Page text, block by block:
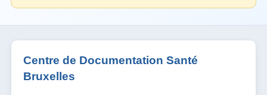
Centre de Documentation Santé
Bruxelles